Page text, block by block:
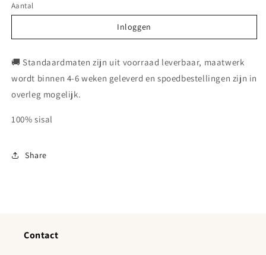
Aantal
Inloggen
Inloggen
🚚 Standaardmaten zijn uit voorraad leverbaar, maatwerk
wordt binnen 4-6 weken geleverd en spoedbestellingen zijn in
overleg mogelijk.
100% sisal
Share
Contact